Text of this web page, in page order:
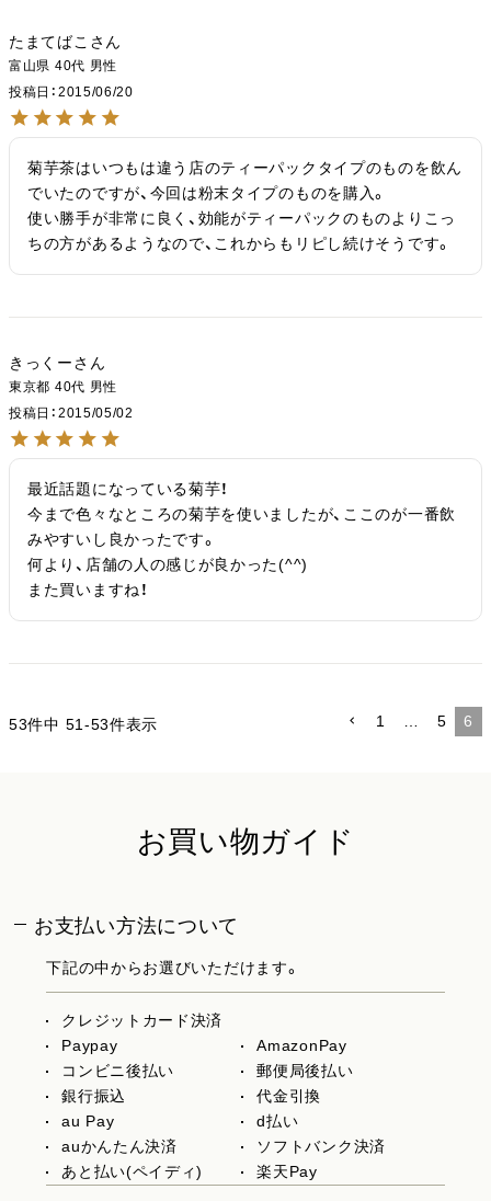
たまてばこ
富山県 40代 男性
投稿日
2015/06/20
菊芋茶はいつもは違う店のティーパックタイプのものを飲ん
でいたのですが、今回は粉末タイプのものを購入。
使い勝手が非常に良く、効能がティーパックのものよりこっ
ちの方があるようなので、これからもリピし続けそうです。
きっくー
東京都 40代 男性
投稿日
2015/05/02
最近話題になっている菊芋！
今まで色々なところの菊芋を使いましたが、ここのが一番飲
みやすいし良かったです。
何より、店舗の人の感じが良かった(^^)
また買いますね！
53件中 51 -53件表示 1 5 6
お買い物ガイド
お支払い方法について
下記の中からお選びいただけます。
クレジットカード決済
Paypay
AmazonPay
コンビニ後払い
郵便局後払い
銀行振込
代金引換
au Pay
d払い
auかんたん決済
ソフトバンク決済
あと払い(ペイディ)
楽天Pay